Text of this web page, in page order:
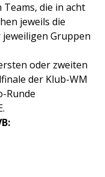
die in acht
jeweils die
Gruppen
oder zweiten
der Klub-WM
Runde